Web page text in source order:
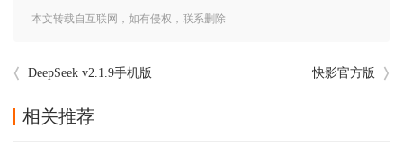
本文转载自互联网，如有侵权，联系删除
DeepSeek v2.1.9手机版 快影官方版
相关推荐